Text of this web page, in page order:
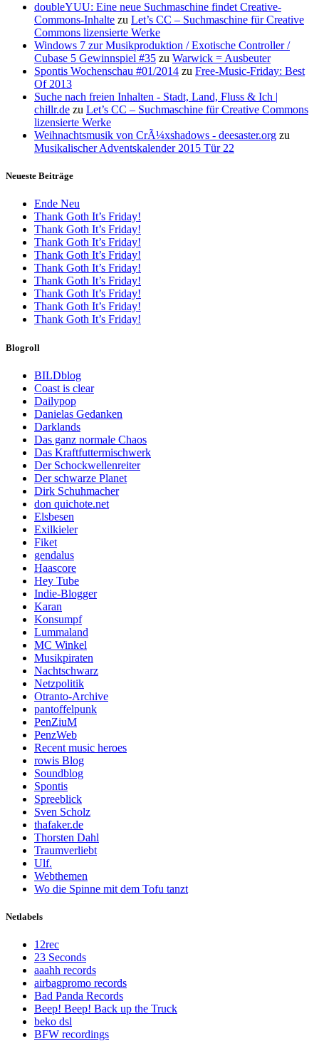
doubleYUU: Eine neue Suchmaschine findet Creative-
Commons-Inhalte zu Let’s CC – Suchmaschine für Creative
Commons lizensierte Werke
Windows 7 zur Musikproduktion / Exotische Controller /
Cubase 5 Gewinnspiel #35 zu Warwick = Ausbeuter
Spontis Wochenschau #01/2014 zu Free-Music-Friday: Best
Of 2013
Suche nach freien Inhalten - Stadt, Land, Fluss & Ich |
chillr.de zu Let’s CC – Suchmaschine für Creative Commons
lizensierte Werke
Weihnachtsmusik von CrÃ¼xshadows - deesaster.org zu
Musikalischer Adventskalender 2015 Tür 22
Neueste Beiträge
Ende Neu
Thank Goth It’s Friday!
Thank Goth It’s Friday!
Thank Goth It’s Friday!
Thank Goth It’s Friday!
Thank Goth It’s Friday!
Thank Goth It’s Friday!
Thank Goth It’s Friday!
Thank Goth It’s Friday!
Thank Goth It’s Friday!
Blogroll
BILDblog
Coast is clear
Dailypop
Danielas Gedanken
Darklands
Das ganz normale Chaos
Das Kraftfuttermischwerk
Der Schockwellenreiter
Der schwarze Planet
Dirk Schuhmacher
don quichote.net
Elsbesen
Exilkieler
Fiket
gendalus
Haascore
Hey Tube
Indie-Blogger
Karan
Konsumpf
Lummaland
MC Winkel
Musikpiraten
Nachtschwarz
Netzpolitik
Otranto-Archive
pantoffelpunk
PenZiuM
PenzWeb
Recent music heroes
rowis Blog
Soundblog
Spontis
Spreeblick
Sven Scholz
thafaker.de
Thorsten Dahl
Traumverliebt
Ulf.
Webthemen
Wo die Spinne mit dem Tofu tanzt
Netlabels
12rec
23 Seconds
aaahh records
airbagpromo records
Bad Panda Records
Beep! Beep! Back up the Truck
beko dsl
BFW recordings